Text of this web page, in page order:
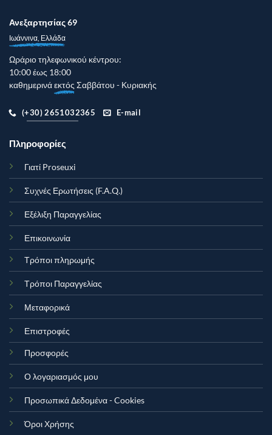
Ανεξαρτησίας 69
Ιωάννινα, Ελλάδα
Ωράριο τηλεφωνικού κέντρου:
10:00 έως 18:00
καθημερινάεκτός Σαββάτου - Κυριακής
(+30) 2651032365 E-mail
Πληροφορίες
Γιατί Proseuxi
Συχνές Ερωτήσεις (F.A.Q.)
Εξέλιξη Παραγγελίας
Επικοινωνία
Τρόποι πληρωμής
Τρόποι Παραγγελίας
Μεταφορικά
Επιστροφές
Προσφορές
Ο λογαριασμός μου
Προσωπικά Δεδομένα - Cookies
Όροι Χρήσης